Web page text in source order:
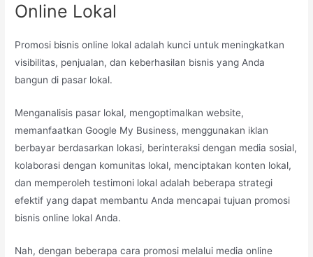
Online Lokal
Promosi bisnis online lokal adalah kunci untuk meningkatkan
visibilitas, penjualan, dan keberhasilan bisnis yang Anda
bangun di pasar lokal.
Menganalisis pasar lokal, mengoptimalkan website,
memanfaatkan Google My Business, menggunakan iklan
berbayar berdasarkan lokasi, berinteraksi dengan media sosial,
kolaborasi dengan komunitas lokal, menciptakan konten lokal,
dan memperoleh testimoni lokal adalah beberapa strategi
efektif yang dapat membantu Anda mencapai tujuan promosi
bisnis online lokal Anda.
Nah, dengan beberapa cara promosi melalui media online